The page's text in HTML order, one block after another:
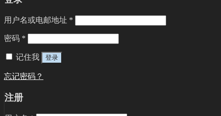
用户名或电邮地址 *
密码 *
记住我 登录
忘记密码？
注册